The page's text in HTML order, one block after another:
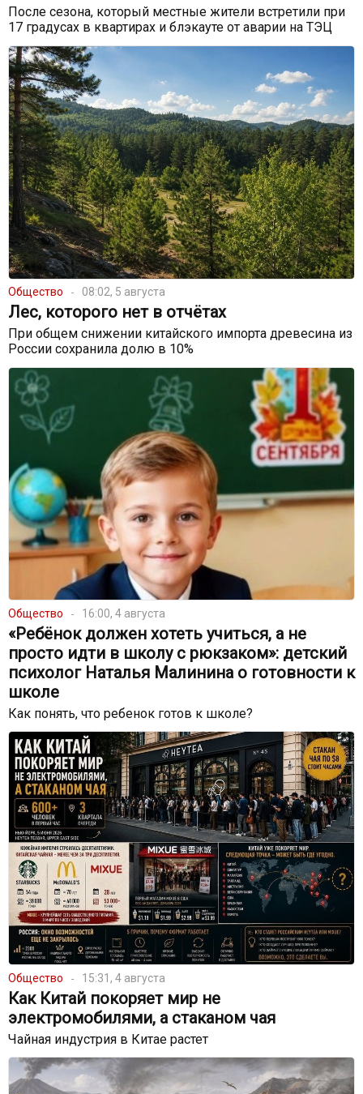
После сезона, который местные жители встретили при
17 градусах в квартирах и блэкауте от аварии на ТЭЦ
Общество 08:02, 5 августа
Лес, которого нет в отчётах
При общем снижении китайского импорта древесина из
России сохранила долю в 10%
Общество 16:00, 4 августа
«Ребёнок должен хотеть учиться, а не
просто идти в школу с рюкзаком»: детский
психолог Наталья Малинина о готовности к
школе
Как понять, что ребенок готов к школе?
Общество 15:31, 4 августа
Как Китай покоряет мир не
электромобилями, а стаканом чая
Чайная индустрия в Китае растет